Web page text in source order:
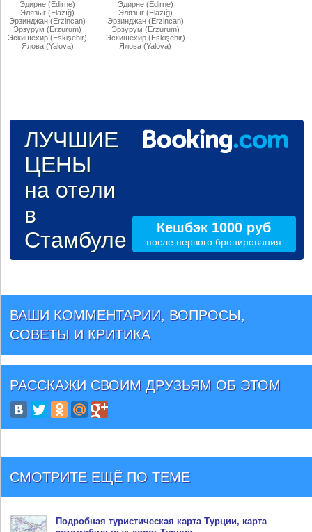
Эдирне (Edirne)
Элязыг (Elazığ)
Эрзинджан (Erzincan)
Эрзурум (Erzurum)
Эскишехир (Eskişehir)
Ялова (Yalova)
Эдирне (Edirne)
Элязыг (Elazığ)
Эрзинджан (Erzincan)
Эрзурум (Erzurum)
Эскишехир (Eskişehir)
Ялова (Yalova)
ЛУЧШИЕ
ЦЕНЫ
на отели
в
Стамбуле
Кешбэк 1000 руб
после первого бронирования
ВАШИ КОММЕНТАРИИ, ВОПРОСЫ,
СОВЕТЫ И КРИТИКА
РАССКАЖИ СВОИМ ДРУЗЬЯМ ОБ ЭТОМ
СМОТРИТЕ ЕЩЁ ПО ТЕМЕ
Подробная туристическая карта Турции, карта